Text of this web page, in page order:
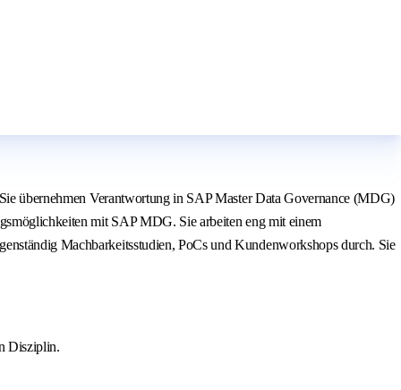
übernehmen Verantwortung in SAP Master Data Governance (MDG)
mit SAP MDG. Sie arbeiten eng mit einem
Machbarkeitsstudien, PoCs und Kundenworkshops durch. Sie
Disziplin.